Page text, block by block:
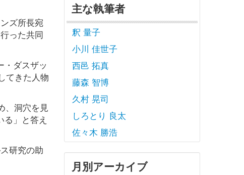
ズ所長宛
った共同
・ダスザッ
てきた人物
、洞穴を見
」と答え
研究の助
主な執筆者
釈 量子
小川 佳世子
西邑 拓真
藤森 智博
久村 晃司
しろとり 良太
佐々木 勝浩
月別アーカイブ